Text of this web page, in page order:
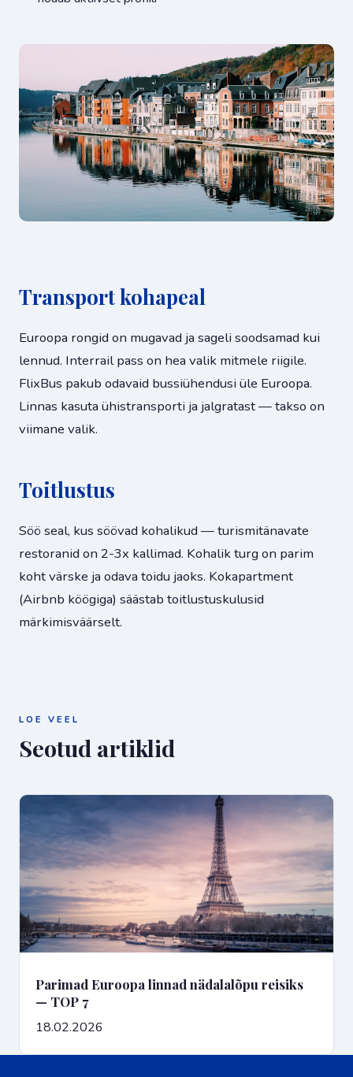
Transport kohapeal
Euroopa rongid on mugavad ja sageli soodsamad kui
lennud. Interrail pass on hea valik mitmele riigile.
FlixBus pakub odavaid bussiühendusi üle Euroopa.
Linnas kasuta ühistransporti ja jalgratast — takso on
viimane valik.
Toitlustus
Söö seal, kus söövad kohalikud — turismitänavate
restoranid on 2-3x kallimad. Kohalik turg on parim
koht värske ja odava toidu jaoks. Kokapartment
(Airbnb köögiga) säästab toitlustuskulusid
märkimisväärselt.
LOE VEEL
Seotud artiklid
Parimad Euroopa linnad nädalalõpu reisiks
— TOP 7
18.02.2026